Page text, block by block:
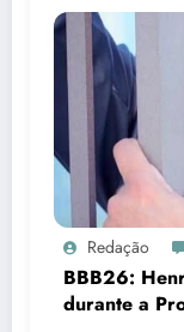
Redação
BBB26:
durante a